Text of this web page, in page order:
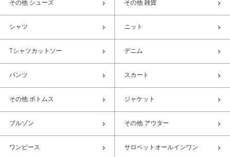
その他 シューズ その他 雑貨
シャツ ニット
Tシャツカットソー デニム
パンツ スカート
その他 ボトムス ジャケット
ブルゾン その他 アウター
ワンピース サロペットオールインワン